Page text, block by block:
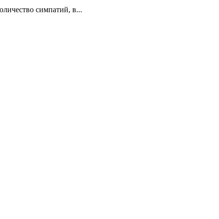
симпатий, в...